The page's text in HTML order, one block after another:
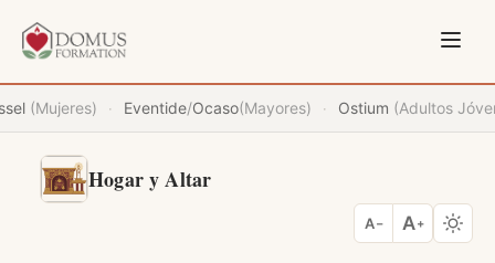
(Mujeres) · Eventide/Ocaso(Mayores) · Ostium (Adultos
Hogar y Altar
A− A+